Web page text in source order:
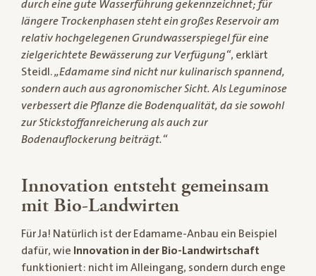
durch eine gute Wasserführung gekennzeichnet; für
längere Trockenphasen steht ein großes Reservoir am
relativ hochgelegenen Grundwasserspiegel für eine
zielgerichtete Bewässerung zur Verfügung“, erklärt
Steidl.„Edamame sind nicht nur kulinarisch spannend,
sondern auch aus agronomischer Sicht. Als Leguminose
verbessert die Pflanze die Bodenqualität, da sie sowohl
zur Stickstoffanreicherung als auch zur
Bodenauflockerung beiträgt.“
Innovation entsteht gemeinsam
mit Bio-Landwirten
Für Ja! Natürlich ist der Edamame-Anbau ein Beispiel
dafür, wie Innovation in der Bio-Landwirtschaft
funktioniert: nicht im Alleingang, sondern durch enge